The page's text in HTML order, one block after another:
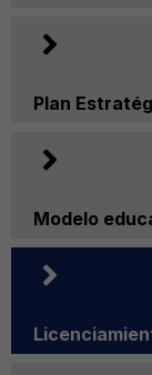
Plan
Modelo